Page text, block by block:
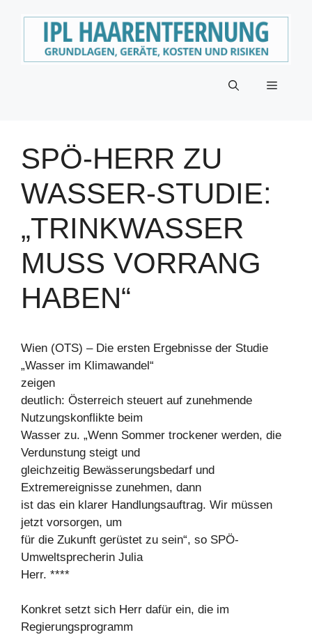
Menü
SPÖ-HERR ZU
WASSER-STUDIE:
„TRINKWASSER
MUSS VORRANG
HABEN“
Wien (OTS) – Die ersten Ergebnisse der Studie
„Wasser im Klimawandel“
zeigen
deutlich: Österreich steuert auf zunehmende
Nutzungskonflikte beim
Wasser zu. „Wenn Sommer trockener werden, die
Verdunstung steigt und
gleichzeitig Bewässerungsbedarf und
Extremereignisse zunehmen, dann
ist das ein klarer Handlungsauftrag. Wir müssen
jetzt vorsorgen, um
für die Zukunft gerüstet zu sein“, so SPÖ-
Umweltsprecherin Julia
Herr. ****
Konkret setzt sich Herr dafür ein, die im
Regierungsprogramm